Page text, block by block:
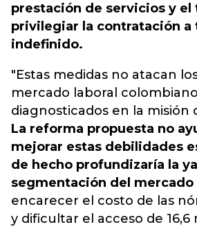
prestación de servicios y el
privilegiar la contratación a
indefinido.
"Estas medidas no atacan
mercado laboral
diagnosticados en la misión
La reforma propuesta no
mejorar estas debilidades
de hecho profundizaría la
segmentación del mercado
encarecer el costo de las
y dificultar el acceso de 16,6